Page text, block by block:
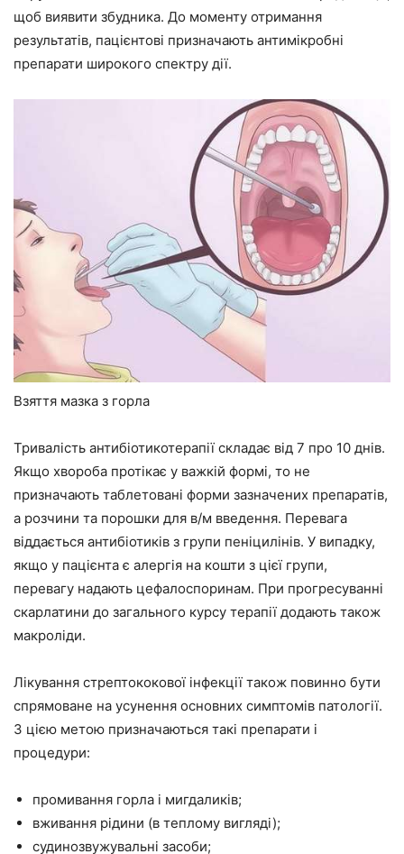
щоб виявити збудника. До моменту отримання
результатів, пацієнтові призначають антимікробні
препарати широкого спектру дії.
Взяття мазка з горла
Тривалість антибіотикотерапії складає від 7 про 10 днів.
Якщо хвороба протікає у важкій формі, то не
призначають таблетовані форми зазначених препаратів,
а розчини та порошки для в/м введення. Перевага
віддається антибіотиків з групи пеніцилінів. У випадку,
якщо у пацієнта є алергія на кошти з цієї групи,
перевагу надають цефалоспоринам. При прогресуванні
скарлатини до загального курсу терапії додають також
макроліди.
Лікування стрептококової інфекції також повинно бути
спрямоване на усунення основних симптомів патології.
З цією метою призначаються такі препарати і
процедури:
промивання горла і мигдаликів;
вживання рідини (в теплому вигляді);
судинозвужувальні засоби;